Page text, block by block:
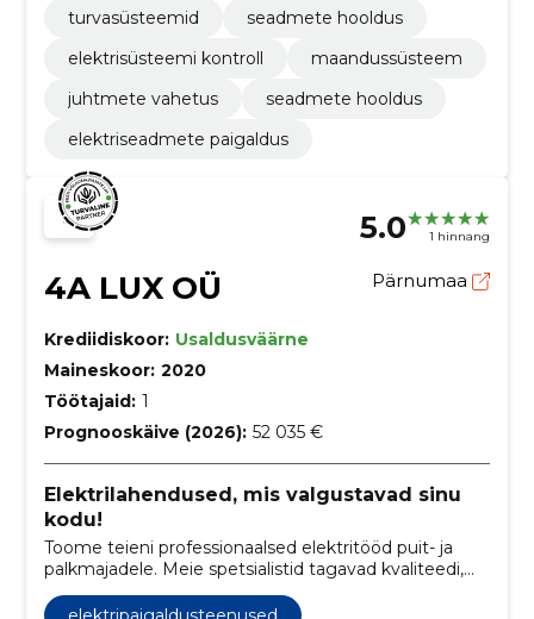
turvasüsteemid
seadmete hooldus
elektrisüsteemi kontroll
maandussüsteem
juhtmete vahetus
seadmete hooldus
elektriseadmete paigaldus
5.0 1 hinnang
4A LUX OÜ Pärnumaa
Krediidiskoor: Usaldusväärne
Maineskoor: 2020
Töötajaid: 1
Prognooskäive (2026): 52 035 €
Elektrilahendused, mis valgustavad sinu
kodu!
Toome teieni professionaalsed elektritööd puit- ja
palkmajadele. Meie spetsialistid tagavad kvaliteedi,
turvalisuse ja ohutuse.